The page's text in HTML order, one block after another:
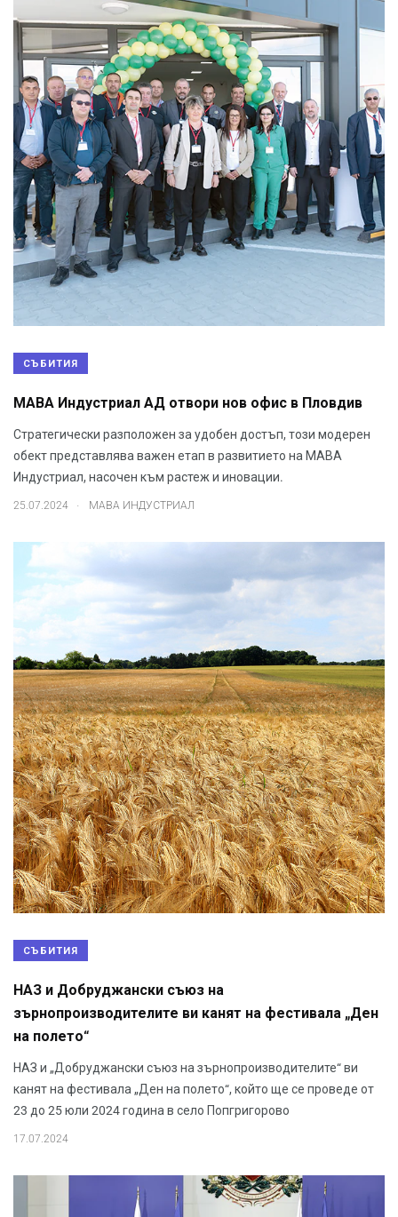
СЪБИТИЯ
МАВА Индустриал АД отвори нов офис в Пловдив
Стратегически разположен за удобен достъп, този модерен
обект представлява важен етап в развитието на МАВА
Индустриал, насочен към растеж и иновации.
25.07.2024 . МАВА ИНДУСТРИАЛ
СЪБИТИЯ
НАЗ и Добруджански съюз на
зърнопроизводителите ви канят на фестивала „Ден
на полето“
НАЗ и „Добруджански съюз на зърнопроизводителите“ ви
канят на фестивала „Ден на полето“, който ще се проведе от
23 до 25 юли 2024 година в село Попгригорово
17.07.2024